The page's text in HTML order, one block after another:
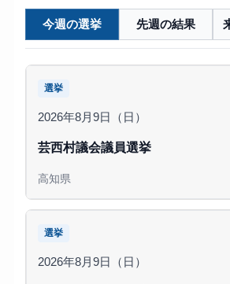
今週の選挙 先週の結果
選挙
2026年8月9日（日）
芸西村議会議員選挙
高知県
選挙
2026年8月9日（日）